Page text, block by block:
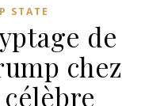
STATE
de
chez